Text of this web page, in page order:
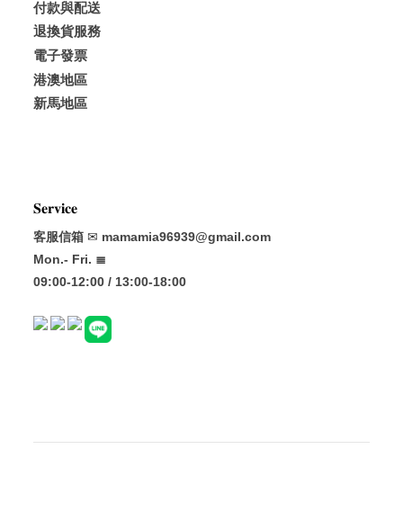
付款與配送
退換貨服務
電子發票
港澳地區
新馬地區
𝐒𝐞𝐫𝐯𝐢𝐜𝐞
客服信箱 ✉ mamamia96939@gmail.com
Mon.- Fri. ≣
09:00-12:00 / 13:00-18:00